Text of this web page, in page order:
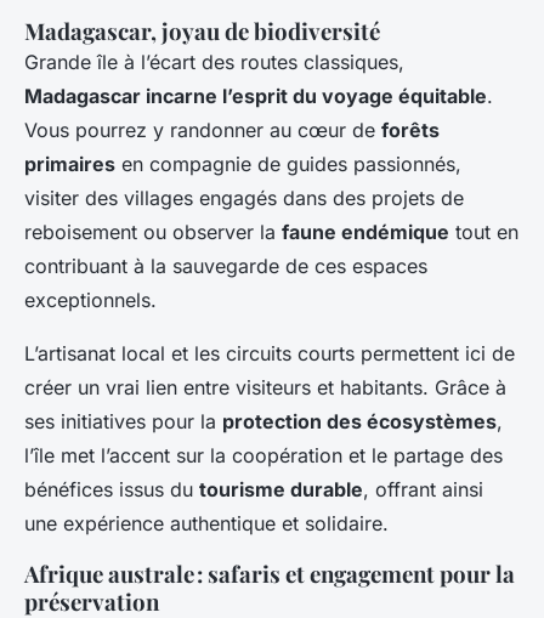
Madagascar, joyau de biodiversité
Grande île à l’écart des routes classiques,
Madagascar incarne l’esprit du voyage équitable.
Vous pourrez y randonner au cœur de forêts
primaires en compagnie de guides passionnés,
visiter des villages engagés dans des projets de
reboisement ou observer la faune endémique tout en
contribuant à la sauvegarde de ces espaces
exceptionnels.
L’artisanat local et les circuits courts permettent ici de
créer un vrai lien entre visiteurs et habitants. Grâce à
ses initiatives pour la protection des écosystèmes,
l’île met l’accent sur la coopération et le partage des
bénéfices issus du tourisme durable, offrant ainsi
une expérience authentique et solidaire.
Afrique australe : safaris et engagement pour la
préservation